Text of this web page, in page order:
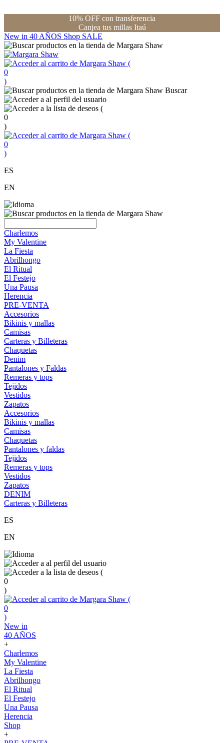
10% OFF con transferencia
Canjea tus millas Itaú
New in 40 AÑOS Shop SALE
(
0
)
Buscar
(
0
)
(
0
)
ES
EN
Charlemos
My Valentine
La Fiesta
Abrilhongo
El Ritual
El Festejo
Una Pausa
Herencia
PRE-VENTA
Accesorios
Bikinis y mallas
Camisas
Carteras y Billeteras
Chaquetas
Denim
Pantalones y Faldas
Remeras y tops
Tejidos
Vestidos
Zapatos
Accesorios
Bikinis y mallas
Camisas
Chaquetas
Pantalones y faldas
Tejidos
Remeras y tops
Vestidos
Zapatos
DENIM
Carteras y Billeteras
ES
EN
(
0
)
(
0
)
New in
40 AÑOS
+
Charlemos
My Valentine
La Fiesta
Abrilhongo
El Ritual
El Festejo
Una Pausa
Herencia
Shop
+